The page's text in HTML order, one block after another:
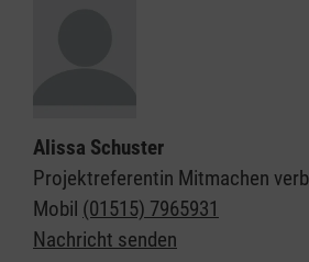
Alissa Schuster
Projektreferentin Mitmachen
Mobil (01515) 7965931
Nachricht senden